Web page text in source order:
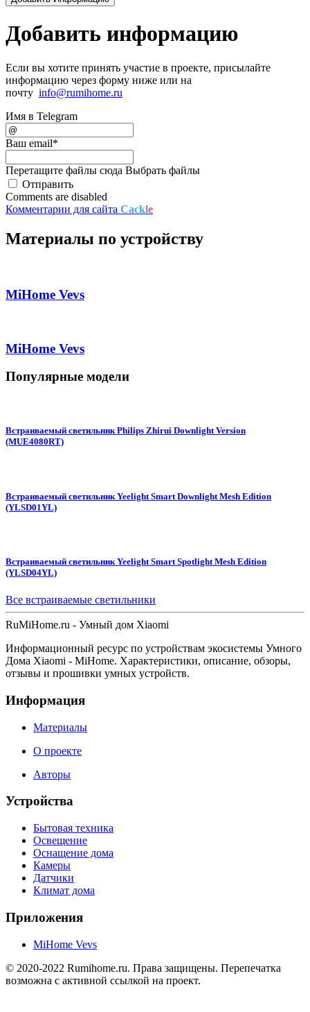
Добавить информацию
Если вы хотите принять участие в проекте, присылайте
информацию через форму ниже или на
почту info@rumihome.ru
Имя в Telegram
Ваш email*
Перетащите файлы сюда Выбрать файлы
Отправить
Comments are disabled
Комментарии для сайта Cackle
Материалы по устройству
MiHome Vevs
MiHome Vevs
Популярные модели
Встраиваемый светильник Philips Zhirui Downlight Version
(MUE4080RT)
Встраиваемый светильник Yeelight Smart Downlight Mesh Edition
(YLSD01YL)
Встраиваемый светильник Yeelight Smart Spotlight Mesh Edition
(YLSD04YL)
Все встраиваемые светильники
RuMiHome.ru - Умный дом Xiaomi
Информационный ресурс по устройствам экосистемы Умного
Дома Xiaomi - MiHome. Характеристики, описание, обзоры,
отзывы и прошивки умных устройств.
Информация
Материалы
О проекте
Авторы
Устройства
Бытовая техника
Освещение
Оснащение дома
Камеры
Датчики
Климат дома
Приложения
MiHome Vevs
© 2020-2022 Rumihome.ru. Права защищены. Перепечатка
возможна с активной ссылкой на проект.